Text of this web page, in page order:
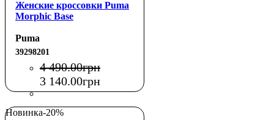
Женские кроссовки Puma
Morphic Base
Puma
39298201
4 490.00грн
3 140.00грн
Новинка-20%